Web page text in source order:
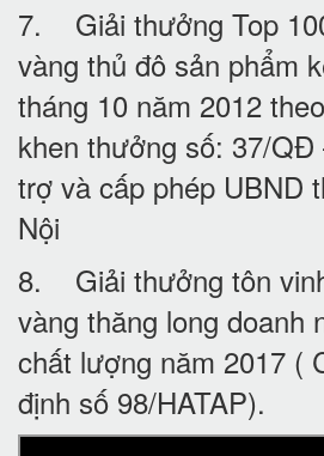
7. Giải thưởng Top
vàng thủ đô sản phẩm
tháng 10 năm 2012
khen thưởng số: 37/QĐ
trợ và cấp phép UBND
Nội
8. Giải thưởng tôn
vàng thăng long doanh
chất lượng năm 2017 (
định số 98/HATAP).